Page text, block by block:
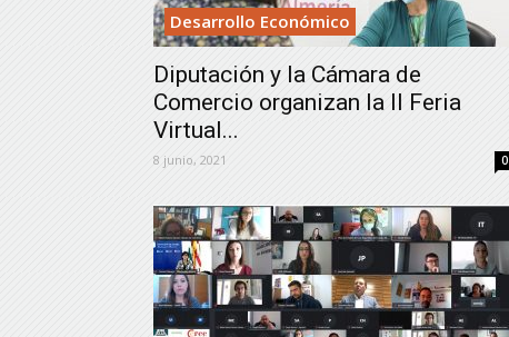
Desarrollo Económico
Diputación y la Cámara de
Comercio organizan la II Feria
Virtual...
8 junio, 2021 0